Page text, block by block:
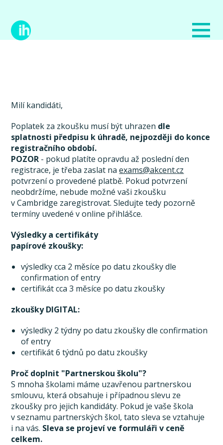
Milí kandidáti,
Poplatek za zkoušku musí být uhrazen dle
splatnosti předpisu k úhradě, nejpozději do konce
registračního období.
POZOR - pokud platíte opravdu až poslední den
registrace, je třeba zaslat naexams@akcent.cz
potvrzení o provedené platbě. Pokud potvrzení
neobdržíme, nebude možné vaši zkoušku
v Cambridge zaregistrovat. Sledujte tedy pozorně
termíny uvedené v online přihlášce.
Výsledky a certifikáty
papírové zkoušky:
výsledky cca 2 měsíce po datu zkoušky dle
confirmation of entry
certifikát cca 3 měsíce po datu zkoušky
zkoušky DIGITAL:
výsledky 2 týdny po datu zkoušky dle confirmation
of entry
certifikát 6 týdnů po datu zkoušky
Proč doplnit "Partnerskou školu"?
S mnoha školami máme uzavřenou partnerskou
smlouvu, která obsahuje i případnou slevu ze
zkoušky pro jejich kandidáty. Pokud je vaše škola
v seznamu partnerských škol, tato sleva se vztahuje
i na vás. Sleva se projeví ve formuláři v ceně
celkem.